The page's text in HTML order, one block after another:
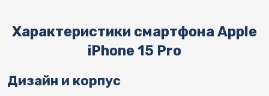
Характеристики смартфона Apple
iPhone 15 Pro
Дизайн и корпус